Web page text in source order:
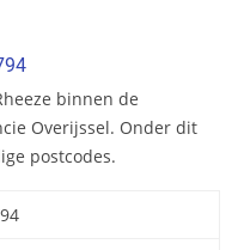
binnen de
Overijssel. Onder dit
postcodes.